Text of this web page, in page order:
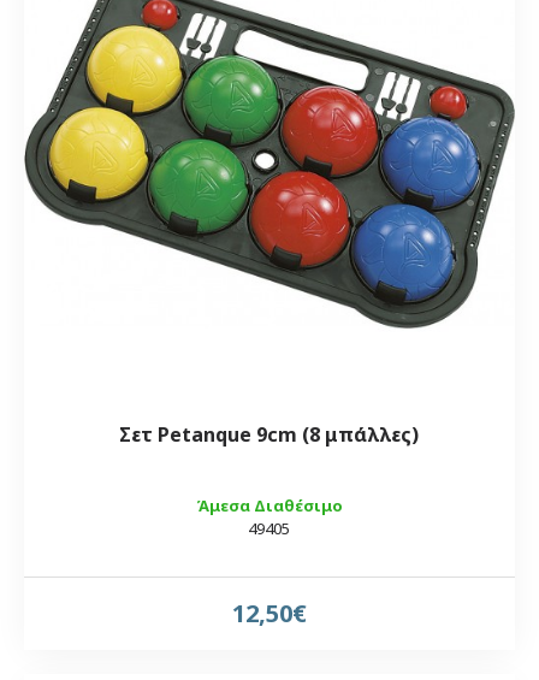
Άμεσα Διαθέσιμο
49405
Σετ Petanque 9cm (8 μπάλλες)
12,50€